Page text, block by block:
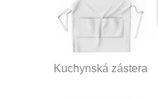
Kuchynská zástera